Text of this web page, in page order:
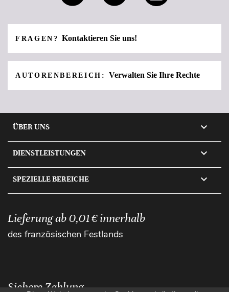
FRAGEN?Kontaktieren Sie uns!
AUTORENBEREICH: Verwalten Sie Ihre Rechte
ÜBER UNS 
DIENSTLEISTUNGEN 
SPEZIELLE BEREICHE 
Lieferung ab 0,01 € innerhalb
des französischen Festlands
Sichere Zahlung